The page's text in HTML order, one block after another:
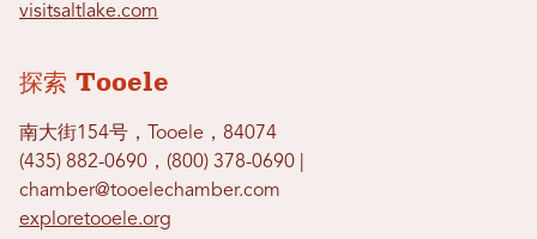
visitsaltlake.com
探索 Tooele
南大街154号，Tooele，84074
(435) 882-0690，(800) 378-0690 |
chamber@tooelechamber.com
exploretooele.org